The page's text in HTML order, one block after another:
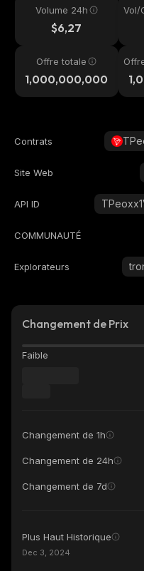
Volume 24h
$6,27
Vol/
Offre totale
1,000,000,000
Contrats
Site Web
API ID
COMMUNAUTÉ
Explorateurs
Changement de Prix
Faible
Changement de 1h
Changement de 24h
Changement de 7d
Plus Haut Historique
Dec 3, 2024